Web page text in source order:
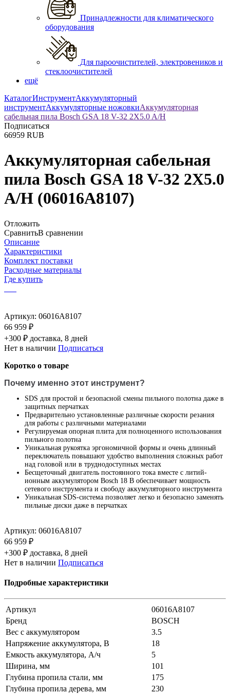
Принадлежности для климатического
оборудования
Для пароочистителей, электровеников и
стеклоочистителей
ещё
КаталогИнструментАккумуляторный
инструментАккумуляторные ножовкиАккумуляторная
сабельная пила Bosch GSA 18 V-32 2X5.0 A/H
Подписаться
66959 RUB
Аккумуляторная сабельная
пила Bosch GSA 18 V-32 2X5.0
A/H (06016A8107)
Отложить
СравнитьВ сравнении
Описание
Характеристики
Комплект поставки
Расходные материалы
Где купить
Артикул: 06016A8107
66 959 ₽
+300 ₽ доставка, 8 дней
Нет в наличии Подписаться
Коротко о товаре
Почему именно этот инструмент?
SDS для простой и безопасной смены пильного полотна даже в
защитных перчатках
Предварительно установленные различные скорости резания
для работы с различными материалами
Регулируемая опорная плита для полноценного использования
пильного полотна
Уникальная рукоятка эргономичной формы и очень длинный
переключатель повышают удобство выполнения сложных работ
над головой или в труднодоступных местах
Бесщеточный двигатель постоянного тока вместе с литий-
ионным аккумулятором Bosch 18 В обеспечивает мощность
сетевого инструмента и свободу аккумуляторного инструмента
Уникальная SDS-система позволяет легко и безопасно заменять
пильные диски даже в перчатках
Артикул: 06016A8107
66 959 ₽
+300 ₽ доставка, 8 дней
Нет в наличии Подписаться
Подробные характеристики
Артикул
06016A8107
Бренд
BOSCH
Вес с аккумулятором
3.5
Напряжение аккумулятора, В
18
Емкость аккумулятора, А/ч
5
Ширина, мм
101
Глубина пропила стали, мм
175
Глубина пропила дерева, мм
230